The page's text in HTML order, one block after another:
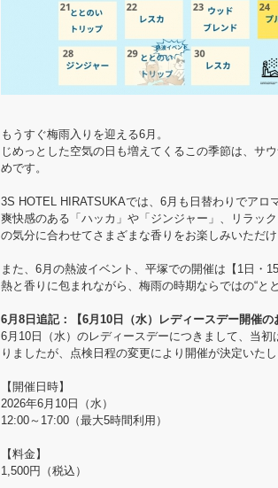
もうすぐ梅雨入りを迎える6月。
じめっとした空気の日も増えてくるこの季節は、サ
めです。
3S HOTEL HIRATSUKAでは、6月も日替わりでアロ
爽快感のある「ハッカ」や「ジンジャー」、リラッ
の気分に合わせてさまざまな香りをお楽しみいただけ
また、6月の熱波イベント、平塚での開催は【1日・
熱と香りに包まれながら、梅雨の時期ならではの“と
6月8日追記：【6月10日（水）レディースデー開催の
6月10日（水）のレディースデーにつきまして、当
りましたが、点検日程の変更により開催が決定いたし
【開催日時】
2026年6月10日（水）
12:00～17:00（最大5時間利用）
【料金】
1,500円（税込）